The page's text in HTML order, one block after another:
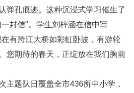
弹孔痕迹。这种沉浸式学习催生了
封信"。学生刘梓涵在信中写
有跨江大桥如彩虹卧波，有游轮
您期待的春天，正绽放在我们胸前
主题队日覆盖全市436所中小学，